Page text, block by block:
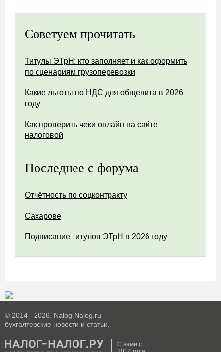
Советуем прочитать
Титулы ЭТрН: кто заполняет и как оформить
по сценариям грузоперевозки
Какие льготы по НДС для общепита в 2026
году
Как проверить чеки онлайн на сайте
налоговой
Последнее с форума
Отчётность по соцконтракту
Сахарове
Подписание титулов ЭТрН в 2026 году
© 2014 - 2026. Nalog-Nalog.ru
бухгалтерские новости и статьи.
С вами с